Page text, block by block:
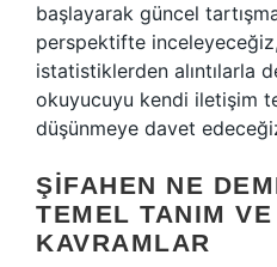
başlayarak güncel
perspektifte
istatistiklerden alıntılarla
okuyucuyu kendi iletişim
düşünmeye davet
ŞIFAHEN NE
TEMEL TANIM
KAVRAMLAR